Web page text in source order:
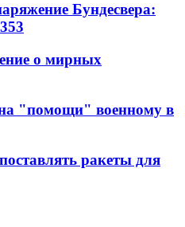
Бундесвера:
о мирных
"помощи" военному в
ракеты для